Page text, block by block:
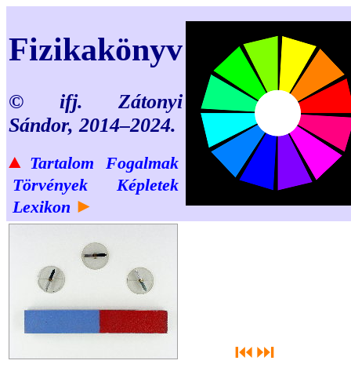
Fizikakönyv
© ifj. Zátonyi
Sándor, 2014–2024.
▲ Tartalom
Fogalmak
Törvények
Képletek
Lexikon ►
⏮ ⏭